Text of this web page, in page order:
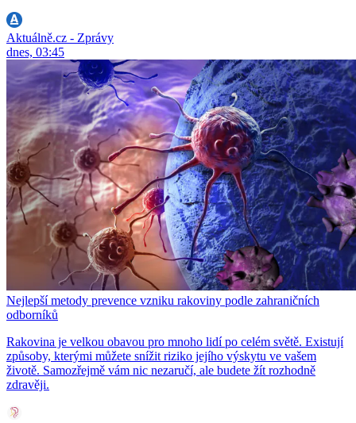
Aktuálně.cz - Zprávy
dnes, 03:45
Nejlepší metody prevence vzniku rakoviny podle zahraničních
odborníků
Rakovina je velkou obavou pro mnoho lidí po celém světě. Existují
způsoby, kterými můžete snížit riziko jejího výskytu ve vašem
životě. Samozřejmě vám nic nezaručí, ale budete žít rozhodně
zdravěji.